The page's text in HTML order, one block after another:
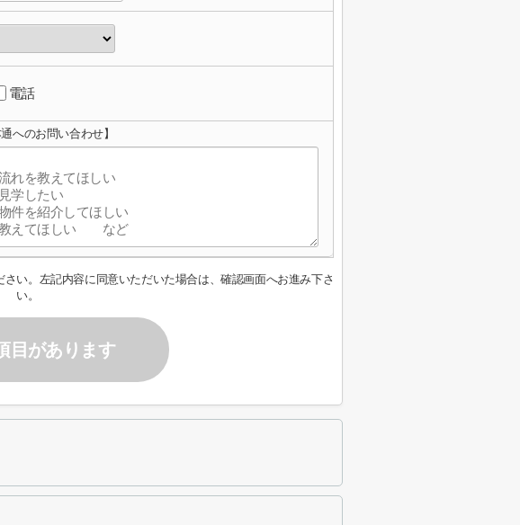
電話
へのお問い合わせ】
さい。左記内容に同意いただいた場合は、確認画面へお進み下さ
い。
目があります